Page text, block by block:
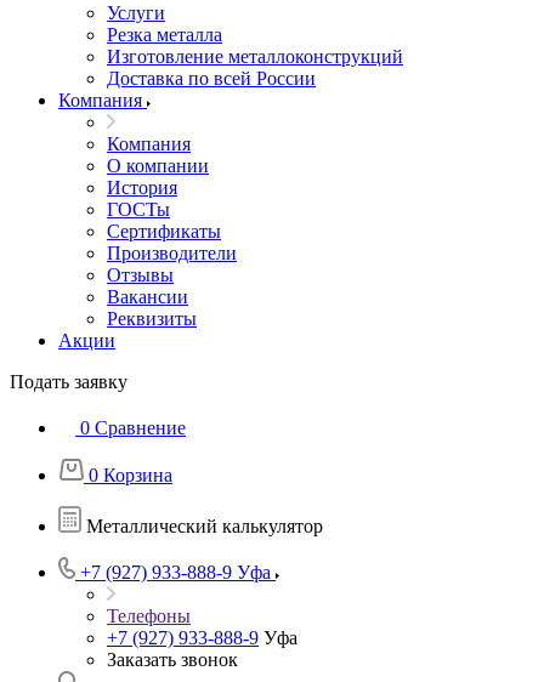
Услуги
Резка металла
Изготовление металлоконструкций
Доставка по всей России
Компания
Компания
О компании
История
ГОСТы
Сертификаты
Производители
Отзывы
Вакансии
Реквизиты
Акции
Подать заявку
0 Сравнение
0 Корзина
Металлический калькулятор
+7 (927) 933-888-9 Уфа
Телефоны
+7 (927) 933-888-9 Уфа
Заказать звонок